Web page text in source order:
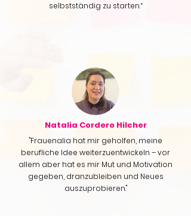
selbstständig zu starten.“
Natalia Cordero Hilcher
"Frauenalia hat mir geholfen, meine
berufliche Idee weiterzuentwickeln – vor
allem aber hat es mir Mut und Motivation
gegeben, dranzubleiben und Neues
auszuprobieren."